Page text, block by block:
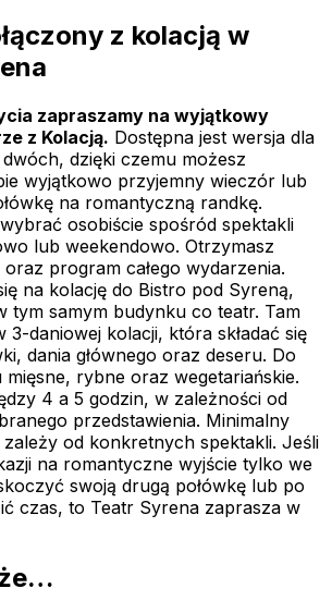
z kolacją w
zapraszamy na wyjątkowy
z Kolacją. Dostępna jest wersja dla
dzięki czemu możesz
wyjątkowo przyjemny wieczór lub
na romantyczną randkę.
osobiście spośród spektakli
lub weekendowo. Otrzymasz
program całego wydarzenia.
na kolację do Bistro pod Syreną,
tym samym budynku co teatr. Tam
3-daniowej kolacji, która składać się
dania głównego oraz deseru. Do
rybne oraz wegetariańskie.
4 a 5 godzin, w zależności od
przedstawienia. Minimalny
od konkretnych spektakli. Jeśli
na romantyczne wyjście tylko we
swoją drugą połówkę lub po
czas, to Teatr Syrena zaprasza w